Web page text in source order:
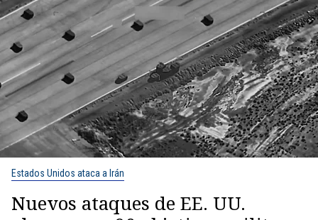
Estados Unidos ataca a Irán
Nuevos ataques de EE. UU.